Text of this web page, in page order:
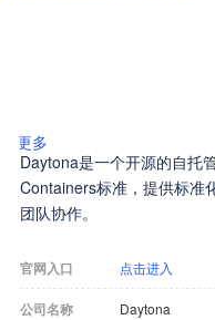
更多
Daytona是一个开源的自托
Containers标准，提供标准
团队协作。
官网入口 点击进入
公司名称 Daytona